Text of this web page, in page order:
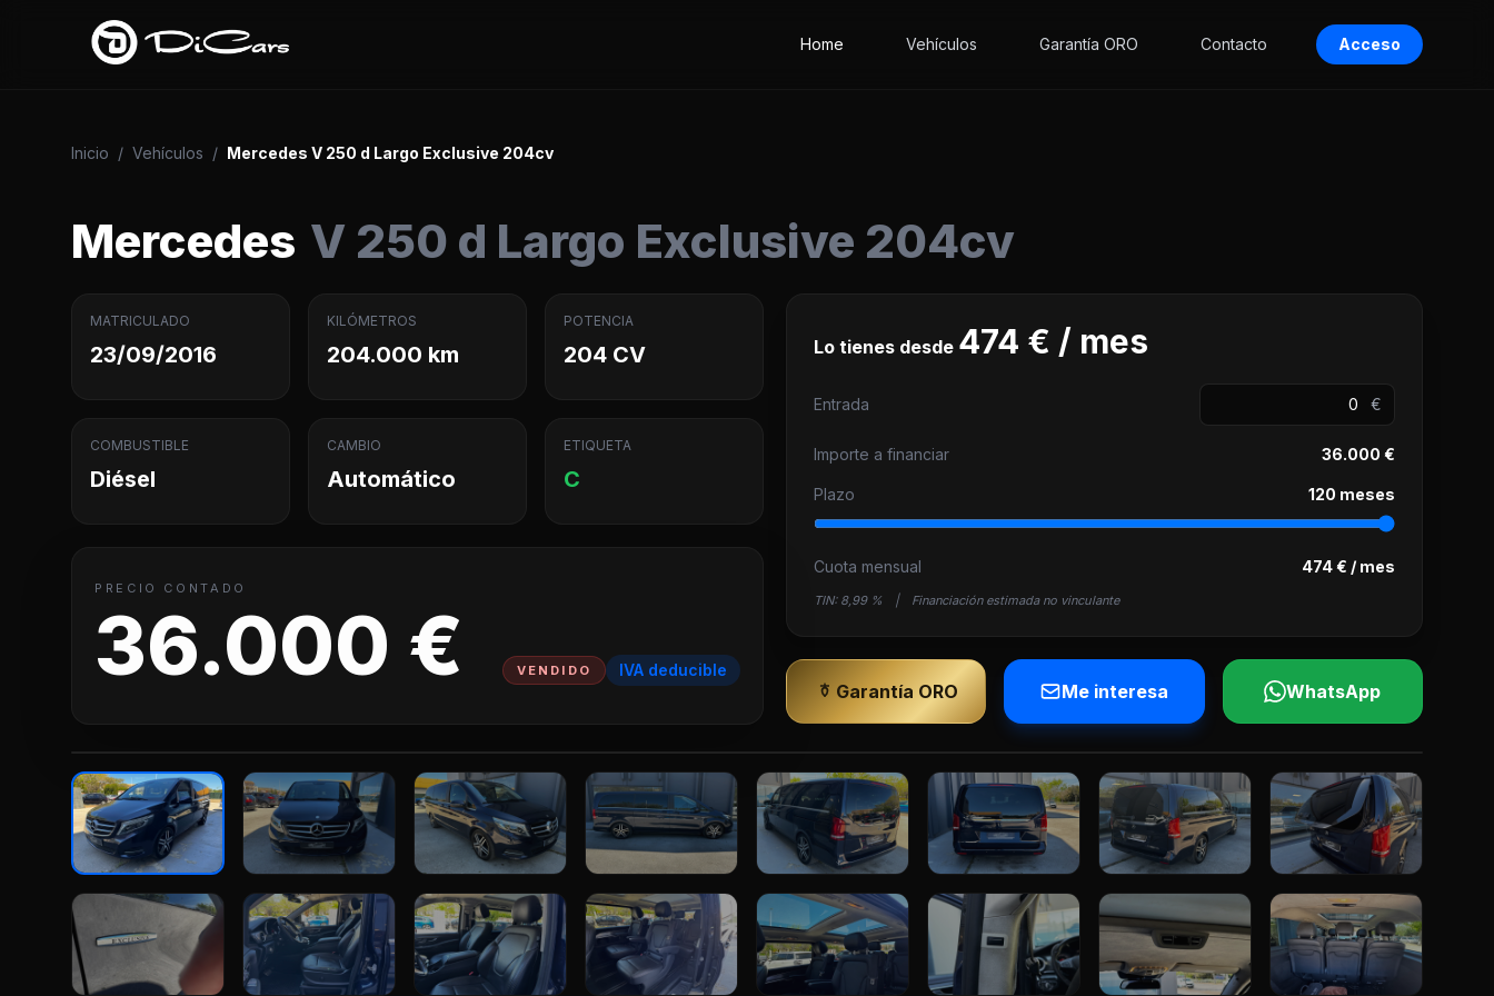
Home Vehículos Garantía ORO Contacto Acceso
Inicio / Vehículos / Mercedes V 250 d Largo Exclusive 204cv
Mercedes V 250 d Largo Exclusive 204cv
MATRICULADO
23/09/2016
KILÓMETROS
204.000 km
POTENCIA
204 CV
COMBUSTIBLE
Diésel
CAMBIO
Automático
ETIQUETA
C
PRECIO CONTADO
36.000 € VENDIDO IVA deducible
Lo tienes desde 474 € / mes
Entrada €
Importe a financiar 36.000 €
Plazo 120 meses
Cuota mensual 474 € / mes
TIN: 8,99 % | Financiación estimada no vinculante
Garantía ORO Me interesa WhatsApp